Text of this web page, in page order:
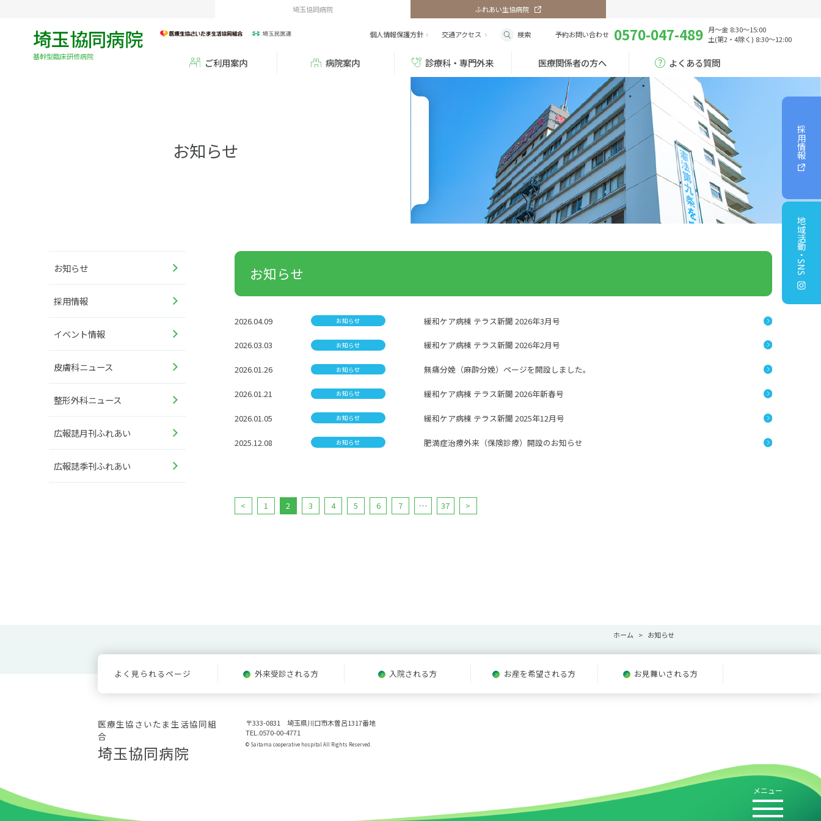
埼玉協同病院 ふれあい生協病院
埼玉協同病院
基幹型臨床研修病院
個人情報保護方針 交通アクセス 検索 予約お問い合わせ 0570-047-489 月～金 8:30～15:00
土(第2・4除く) 8:30～12:00
ご利用案内 病院案内 診療科・専門外来 医療関係者の方へ よくある質問
採用情報
地域活動・SNS
お知らせ
お知らせ
採用情報
イベント情報
皮膚科ニュース
整形外科ニュース
広報誌月刊ふれあい
広報誌季刊ふれあい
お知らせ
2026.04.09 お知らせ 緩和ケア病棟 テラス新聞 2026年3月号
2026.03.03 お知らせ 緩和ケア病棟 テラス新聞 2026年2月号
2026.01.26 お知らせ 無痛分娩（麻酔分娩）ページを開設しました。
2026.01.21 お知らせ 緩和ケア病棟 テラス新聞 2026年新春号
2026.01.05 お知らせ 緩和ケア病棟 テラス新聞 2025年12月号
2025.12.08 お知らせ 肥満症治療外来（保険診療）開設のお知らせ
< 1 2 3 4 5 6 7 … 37 >
ホーム お知らせ
メニュー
よく見られるページ 外来受診される方 入院される方 お産を希望される方 お見舞いされる方
医療生協さいたま生活協同組
合
埼玉協同病院
〒333-0831 埼玉県川口市木曽呂1317番地
TEL.0570-00-4771
© Saitama cooperative hospital All Rights Reserved.